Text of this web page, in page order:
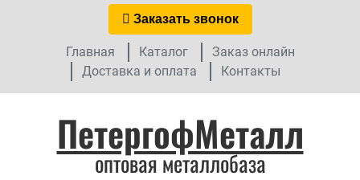
Заказать звонок
Главная Каталог
Заказ онлайн
Доставка и оплата
Контакты
ПетергофМеталл
оптовая металлобаза